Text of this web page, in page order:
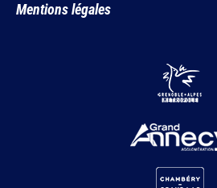
Mentions légales